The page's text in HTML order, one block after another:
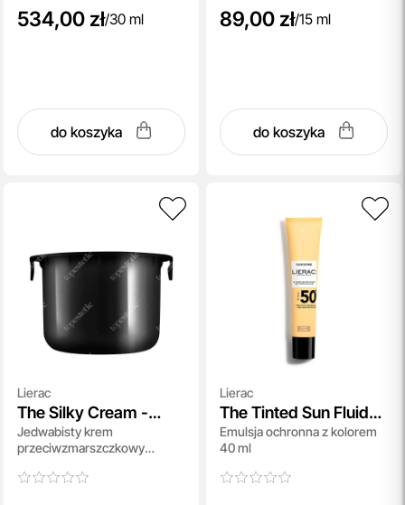
534,00 zł/30 ml
do koszyka
89,00 zł/15 ml
do koszyka
Lierac
The Silky Cream -
Refill
Jedwabisty krem
przeciwzmarszczkowy
Lierac
The Tinted Sun Fluid
SPF 50+
Emulsja ochronna z kolorem
40 ml